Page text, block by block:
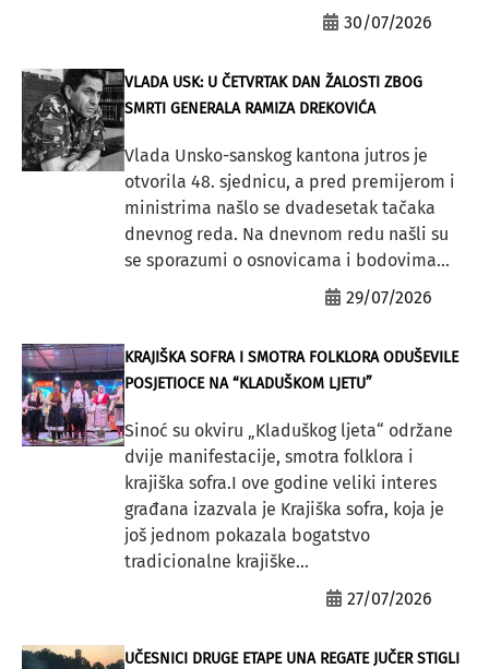
30/07/2026
VLADA USK: U ČETVRTAK DAN ŽALOSTI ZBOG
SMRTI GENERALA RAMIZA DREKOVIĆA
Vlada Unsko-sanskog kantona jutros je
otvorila 48. sjednicu, a pred premijerom i
ministrima našlo se dvadesetak tačaka
dnevnog reda. Na dnevnom redu našli su
se sporazumi o osnovicama i bodovima...
29/07/2026
KRAJIŠKA SOFRA I SMOTRA FOLKLORA ODUŠEVILE
POSJETIOCE NA “KLADUŠKOM LJETU”
Sinoć su okviru „Kladuškog ljeta“ održane
dvije manifestacije, smotra folklora i
krajiška sofra.I ove godine veliki interes
građana izazvala je Krajiška sofra, koja je
još jednom pokazala bogatstvo
tradicionalne krajiške...
27/07/2026
UČESNICI DRUGE ETAPE UNA REGATE JUČER STIGLI